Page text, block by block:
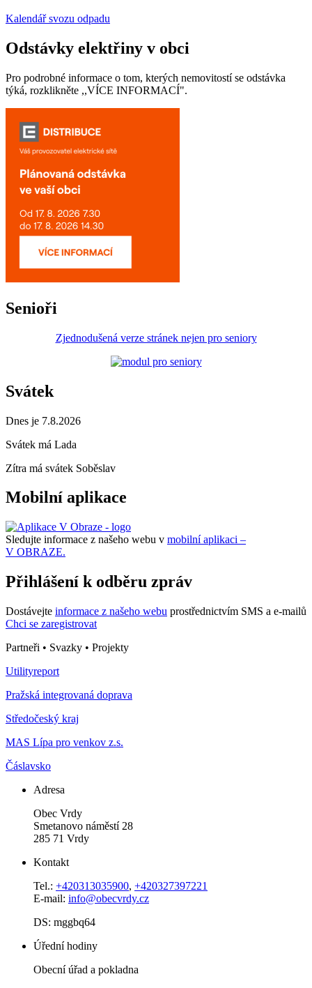
Kalendář svozu odpadu
Odstávky elektřiny v obci
Pro podrobné informace o tom, kterých nemovitostí se odstávka
týká, rozklikněte ,,VÍCE INFORMACÍ".
Senioři
Zjednodušená verze stránek nejen pro seniory
Svátek
Dnes je 7.8.2026
Svátek má Lada
Zítra má svátek Soběslav
Mobilní aplikace
Sledujte informace z našeho webu v mobilní aplikaci –
V OBRAZE.
Přihlášení k odběru zpráv
Dostávejte informace z našeho webu prostřednictvím SMS a e-mailů
Chci se zaregistrovat
Partneři • Svazky • Projekty
Utilityreport
Pražská integrovaná doprava
Středočeský kraj
MAS Lípa pro venkov z.s.
Čáslavsko
Adresa
Obec Vrdy
Smetanovo náměstí 28
285 71 Vrdy
Kontakt
Tel.: +420313035900, +420327397221
E-mail: info@obecvrdy.cz
DS: mggbq64
Úřední hodiny
Obecní úřad a pokladna